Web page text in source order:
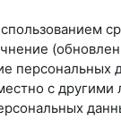
персональных
с